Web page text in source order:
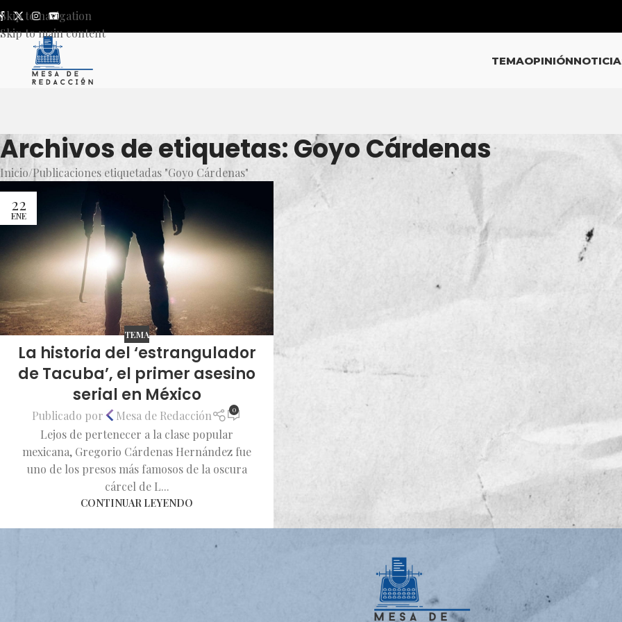
Skip to navigation
Skip to main content
TEMAOPINIÓN
Archivos de etiquetas: Goyo Cárdenas
Inicio Publicaciones etiquetadas "Goyo Cárdenas"
22
ENE
TEMA
La historia del ‘estrangulador
de Tacuba’, el primer asesino
serial en México
Publicado por Mesa de Redacción 0
Lejos de pertenecer a la clase popular
mexicana, Gregorio Cárdenas Hernández fue
uno de los presos más famosos de la oscura
cárcel de L...
CONTINUAR LEYENDO